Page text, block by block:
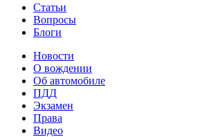
Статьи
Вопросы
Блоги
Новости
О вождении
Об автомобиле
ПДД
Экзамен
Права
Видео